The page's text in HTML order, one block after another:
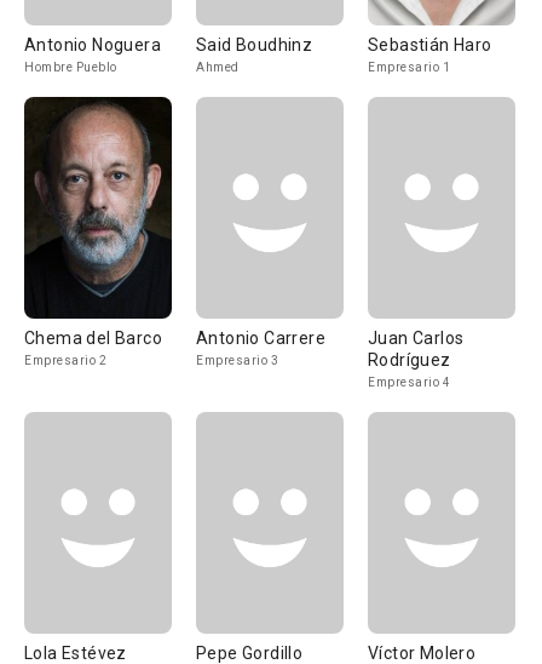
Antonio Noguera
Hombre Pueblo
Said Boudhinz
Ahmed
Sebastián Haro
Empresario 1
Chema del Barco
Empresario 2
Antonio Carrere
Empresario 3
Juan Carlos
Rodríguez
Empresario 4
Lola Estévez Pepe Gordillo Víctor Molero